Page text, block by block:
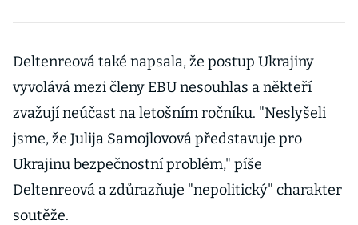
Deltenreová také napsala, že postup Ukrajiny
vyvolává mezi členy EBU nesouhlas a někteří
zvažují neúčast na letošním ročníku. "Neslyšeli
jsme, že Julija Samojlovová představuje pro
Ukrajinu bezpečnostní problém," píše
Deltenreová a zdůrazňuje "nepolitický" charakter
soutěže.